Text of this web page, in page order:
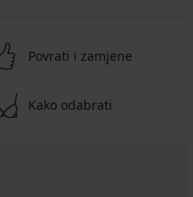
Povrati i zamjene
Kako odabrati